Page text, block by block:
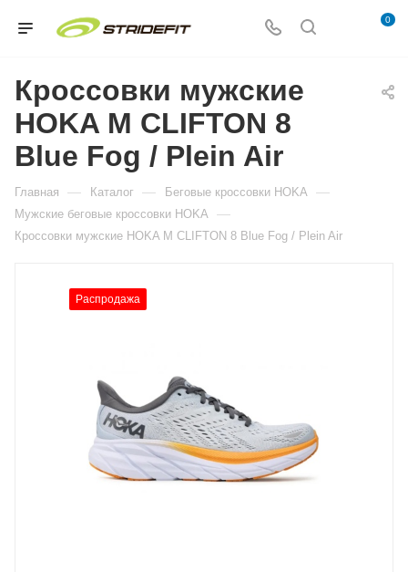
0
Кроссовки мужские
HOKA M CLIFTON 8
Blue Fog / Plein Air
Главная — Каталог — Беговые кроссовки HOKA —
Мужские беговые кроссовки HOKA —
Кроссовки мужские HOKA M CLIFTON 8 Blue Fog / Plein Air
Распродажа